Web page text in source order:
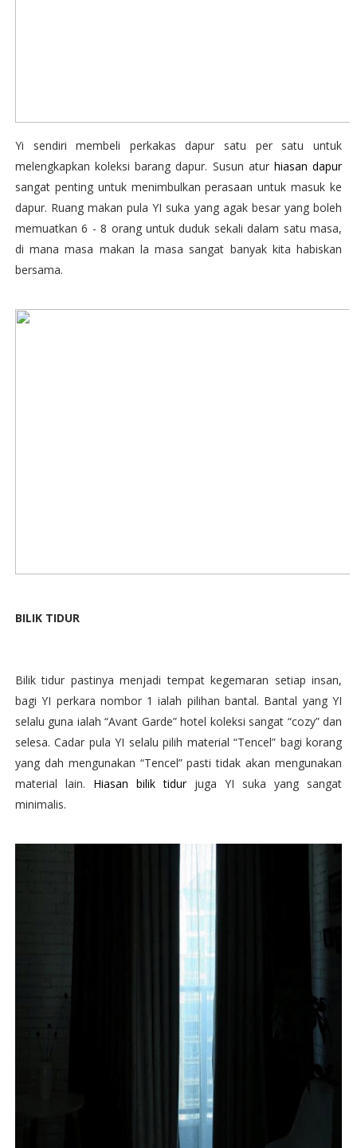
Yi sendiri membeli perkakas dapur satu per satu untuk
melengkapkan koleksi barang dapur. Susun atur hiasan dapur
sangat penting untuk menimbulkan perasaan untuk masuk ke
dapur. Ruang makan pula YI suka yang agak besar yang boleh
memuatkan 6 - 8 orang untuk duduk sekali dalam satu masa,
di mana masa makan la masa sangat banyak kita habiskan
bersama.
BILIK TIDUR
Bilik tidur pastinya menjadi tempat kegemaran setiap insan,
bagi YI perkara nombor 1 ialah pilihan bantal. Bantal yang YI
selalu guna ialah “Avant Garde” hotel koleksi sangat “cozy” dan
selesa. Cadar pula YI selalu pilih material “Tencel” bagi korang
yang dah mengunakan “Tencel” pasti tidak akan mengunakan
material lain. Hiasan bilik tidurjuga YI suka yang sangat
minimalis.